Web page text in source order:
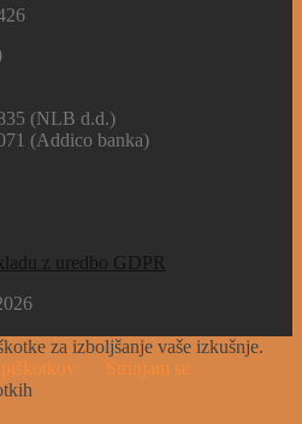
(NLB d.d.)
(Addico banka)
z uredbo GDPR
za izboljšanje vaše izkušnje.
Strinjam se